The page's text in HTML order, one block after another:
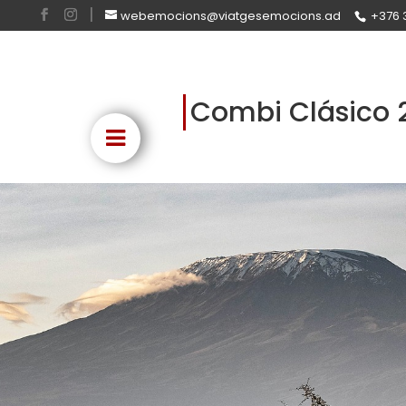
webemocions@viatgesemocions.ad +376
Combi Clásico